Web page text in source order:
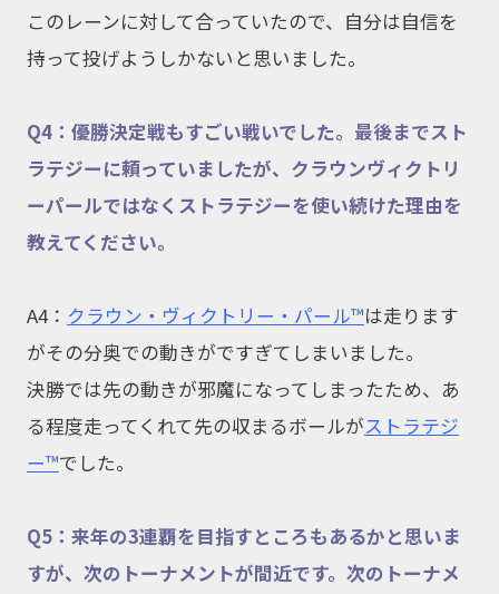
このレーンに対して合っていたので、自分は自信を
持って投げようしかないと思いました。
Q4：優勝決定戦もすごい戦いでした。最後までスト
ラテジーに頼っていましたが、クラウンヴィクトリ
ーパールではなくストラテジーを使い続けた理由を
教えてください。
A4： クラウン・ヴィクトリー・パール™は走ります
がその分奥での動きがですぎてしまいました。
決勝では先の動きが邪魔になってしまったため、あ
る程度走ってくれて先の収まるボールがストラテジ
ー™でした。
Q5：来年の3連覇を目指すところもあるかと思いま
すが、次のトーナメントが間近です。次のトーナメ